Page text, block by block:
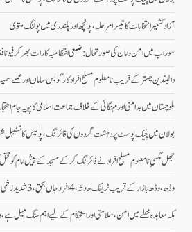
آزاد کشمیر انتخابات کا تیسرا مرحلہ، پونچھ اور پلندری میں پولنگ ملتوی
سوراب میں امن و امان کی صورتحال: ضلعی انتظامیہ کا رات بھر کرفیو
دالبندین چہتر کے قریب نامعلوم مسلح افراد کارگو بس سامان اور عملے
بلوچستان میں بدامنی اور مہنگائی کے خلاف جماعت اسلامی کا پہیہ جام احتجاج، 21 مقامات پر
بولان میں چیک پوسٹ پر دہشت گردوں کی فائرنگ، پولیس کانسٹیبل
جھل مگسیِ نامعلوم مسلح افراد نے فائرنگ کرکے مسجد کے پیش امام کو
وڈھ، وڈھ بازار کے قریب ٹریفک حادثہ، 4 افراد جاں بحق، 3 شدید زخمی
مکہ معاہدہ خطے میں امن، سلامتی اور استحکام کے لیے اہم سنگ میل ہے،